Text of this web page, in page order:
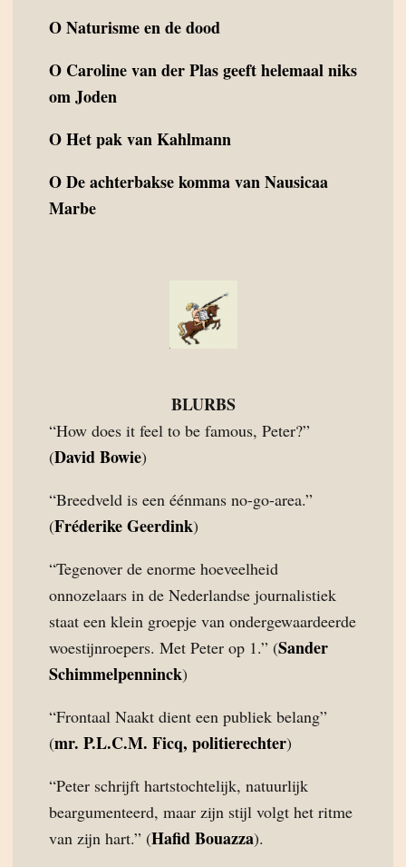
ONaturisme en de dood
O Caroline van der Plas geeft helemaal niks
om Joden
OHet pak van Kahlmann
ODe achterbakse komma van Nausicaa
Marbe
BLURBS
“How does it feel to be famous, Peter?”
(David Bowie)
“Breedveld is een éénmans no-go-area.”
(Fréderike Geerdink)
“Tegenover de enorme hoeveelheid
onnozelaars in de Nederlandse journalistiek
staat een klein groepje van ondergewaardeerde
woestijnroepers. Met Peter op 1.” (Sander
Schimmelpenninck)
“Frontaal Naakt dient een publiek belang”
(mr. P.L.C.M. Ficq, politierechter)
“Peter schrijft hartstochtelijk, natuurlijk
beargumenteerd, maar zijn stijl volgt het ritme
van zijn hart.” (Hafid Bouazza).